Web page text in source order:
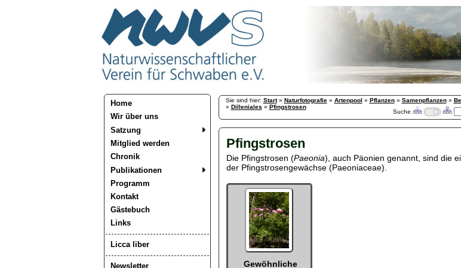
Home
Wir über uns
Satzung
Mitglied werden
Chronik
Publikationen
Programm
Kontakt
Gästebuch
Links
Licca liber
Newsletter
Sie sind hier: Start» Naturfotografie» Artenpool » Pflanzen» Samenpflanzen»
» Dilleniales » Pfingstrosen
Suche
Pfingstrosen
Die Pfingstrosen (Paeonia), auch Päonien genannt, sind die
der Pfingstrosengewächse (Paeoniaceae).
Gewöhnliche